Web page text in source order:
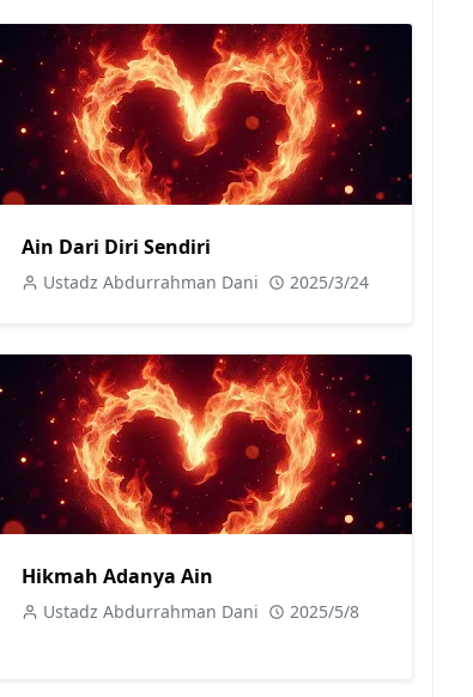
Ain Dari Diri Sendiri
Ustadz Abdurrahman Dani 2025/3/24
Hikmah Adanya Ain
Ustadz Abdurrahman Dani 2025/5/8